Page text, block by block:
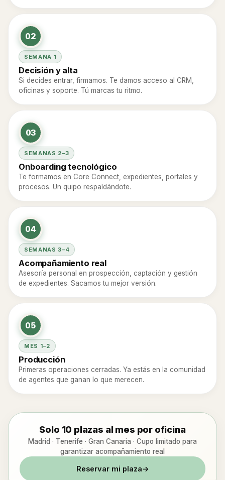
02
SEMANA 1
Decisión y alta
Si decides entrar, firmamos. Te damos acceso al CRM,
oficinas y soporte. Tú marcas tu ritmo.
03
SEMANAS 2–3
Onboarding tecnológico
Te formamos en Core Connect, expedientes, portales y
procesos. Un quipo respaldándote.
04
SEMANAS 3–4
Acompañamiento real
Asesoría personal en prospección, captación y gestión
de expedientes. Sacamos tu mejor versión.
05
MES 1–2
Producción
Primeras operaciones cerradas. Ya estás en la comunidad
de agentes que ganan lo que merecen.
Solo 10 plazas al mes por oficina
Madrid · Tenerife · Gran Canaria · Cupo limitado para
garantizar acompañamiento real
Reservar mi plaza